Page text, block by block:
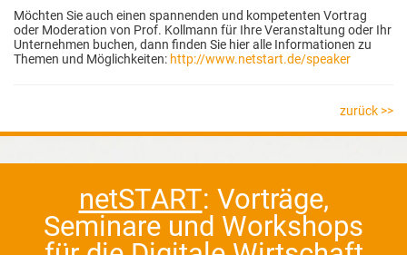
Möchten Sie auch einen spannenden und kompetenten Vortrag
oder Moderation von Prof. Kollmann für Ihre Veranstaltung oder Ihr
Unternehmen buchen, dann finden Sie hier alle Informationen zu
Themen und Möglichkeiten: http://www.netstart.de/speaker
zurück >>
netSTART: Vorträge,
Seminare und Workshops